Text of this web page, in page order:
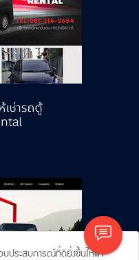
บประสบการณ์ที่ดียิ่งขึ้นให้แก่